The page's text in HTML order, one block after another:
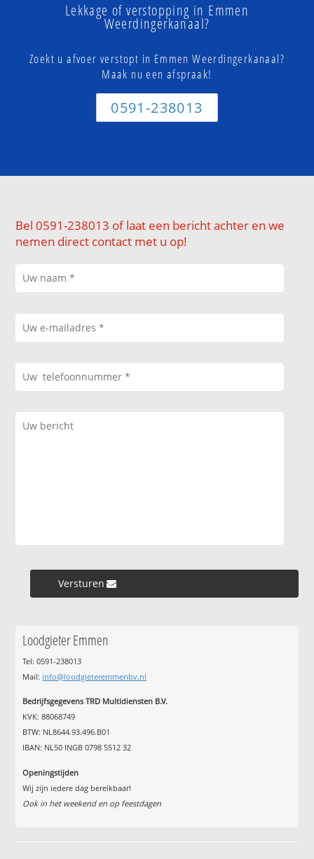
Lekkage of verstopping in Emmen
Weerdingerkanaal?
Zoekt u afvoer verstopt in Emmen Weerdingerkanaal?
Maak nu een afspraak!
0591-238013
Bel 0591-238013 of laat een bericht achter en we
nemen direct contact met u op!
Versturen »
Loodgieter Emmen
Tel: 0591-238013
Mail: info@loodgieteremmenbv.nl
Bedrijfsgegevens TRD Multidiensten B.V.
KVK: 88068749
BTW: NL8644.93.496.B01
IBAN: NL50 INGB 0798 5512 32
Openingstijden
Wij zijn iedere dag bereikbaar!
Ook in het weekend en op feestdagen